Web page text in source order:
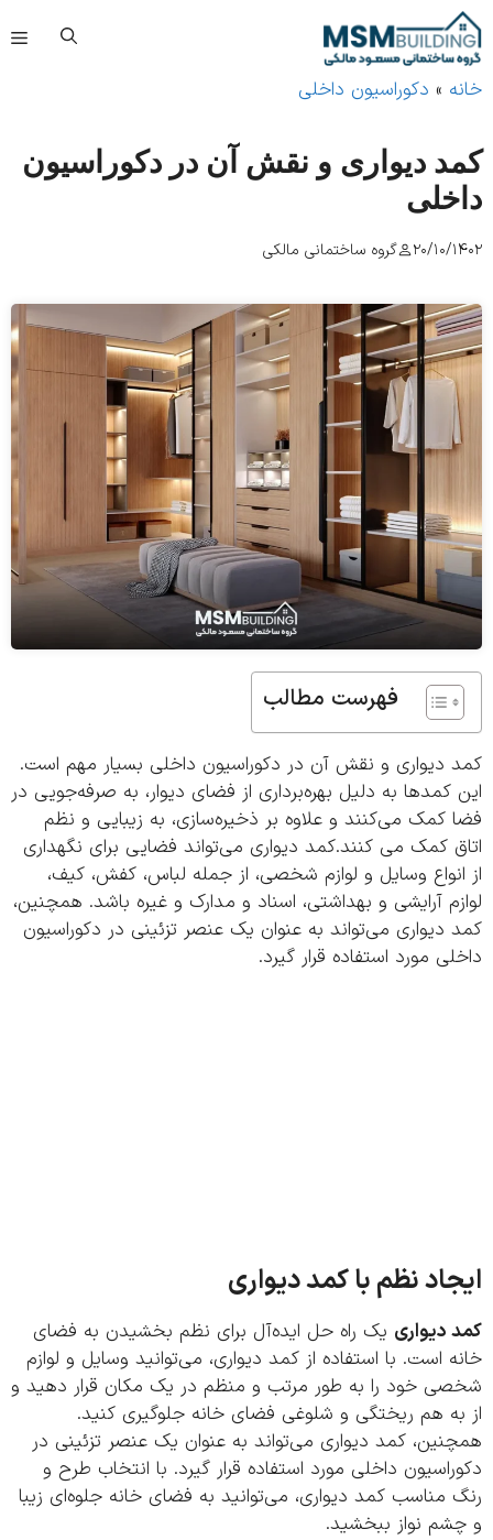
»دکوراسیون داخلی
دیواری و نقش آن در دکوراسیون
20/10/ گروه ساختمانی مالکی
فهرست مطالب
دیواری و نقش آن در دکوراسیون داخلی بسیار مهم است.
کمد‌ها به دلیل بهره‌برداری از فضای دیوار، به صرفه‌جویی در
کمک می‌کنند و علاوه بر ذخیره‌سازی، به زیبایی و نظم
کمک می کنند.کمد دیواری می‌تواند فضایی برای نگهداری
وسایل و لوازم شخصی، از جمله لباس، کفش، کیف،
آرایشی و بهداشتی، اسناد و مدارک و غیره باشد. همچنین،
دیواری می‌تواند به عنوان یک عنصر تزئینی در دکوراسیون
مورد استفاده قرار گیرد.
نظم با کمد دیواری
دیوارییک راه حل ایده‌آل برای نظم بخشیدن به فضای
است. با استفاده از کمد دیواری، می‌توانید وسایل و لوازم
خود را به طور مرتب و منظم در یک مکان قرار دهید و
هم ریختگی و شلوغی فضای خانه جلوگیری کنید.
کمد دیواری می‌تواند به عنوان یک عنصر تزئینی در
داخلی مورد استفاده قرار گیرد. با انتخاب طرح و
مناسب کمد دیواری، می‌توانید به فضای خانه جلوه‌ای زیبا
نواز ببخشید.